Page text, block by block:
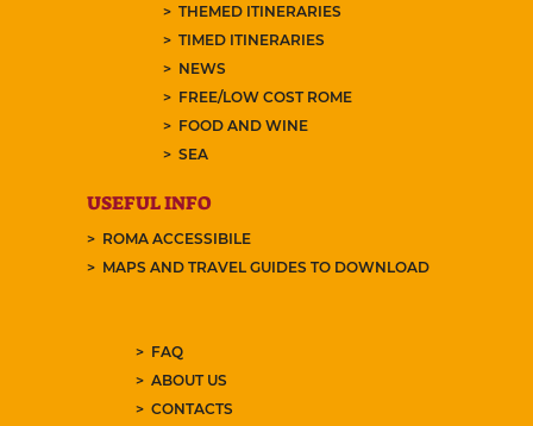
THEMED ITINERARIES
TIMED ITINERARIES
NEWS
FREE/LOW COST ROME
FOOD AND WINE
SEA
USEFUL INFO
ROMA ACCESSIBILE
MAPS AND TRAVEL GUIDES TO DOWNLOAD
FAQ
ABOUT US
CONTACTS